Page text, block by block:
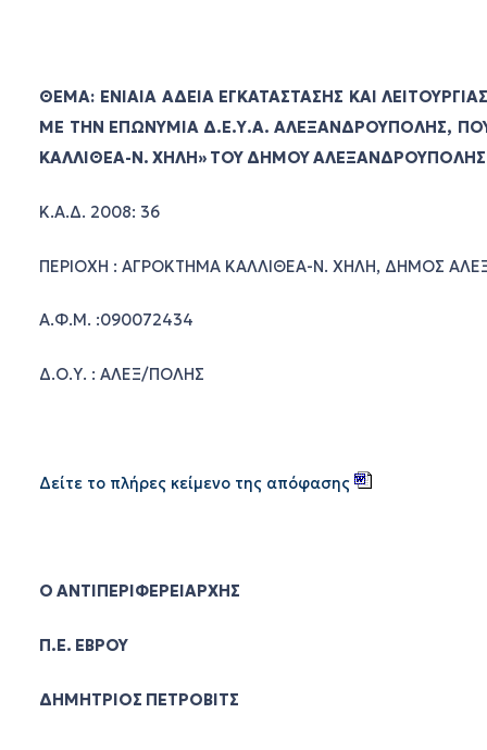
ΘΕΜΑ: ΕΝΙΑΙΑ ΑΔΕΙΑ ΕΓΚΑΤΑΣΤΑΣΗΣ ΚΑΙ
ΜΕ ΤΗΝ ΕΠΩΝΥΜΙΑ Δ.Ε.Υ.Α. ΑΛΕΞΑΝΔΡΟΥΠΟΛΗΣ,
ΚΑΛΛΙΘΕΑ-Ν. ΧΗΛΗ» ΤΟΥ ΔΗΜΟΥ
Κ.Α.Δ. 2008: 36
ΠΕΡΙΟΧΗ : ΑΓΡΟΚΤΗΜΑ ΚΑΛΛΙΘΕΑ-Ν. ΧΗΛΗ, ΔΗΜΟΣ
Α.Φ.Μ. :090072434
Δ.Ο.Υ. : ΑΛΕΞ/ΠΟΛΗΣ
Δείτε το πλήρες κείμενο της απόφασης
Ο ΑΝΤΙΠΕΡΙΦΕΡΕΙΑΡΧΗΣ
Π.Ε. ΕΒΡΟΥ
ΔΗΜΗΤΡΙΟΣ ΠΕΤΡΟΒΙΤΣ